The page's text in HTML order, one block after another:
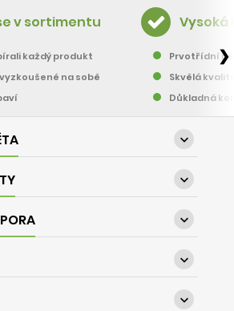
v sortimentu
každý produkt
na sobě
Vysoká
Prvotřídní
Skvělá
Důkladná
❯




